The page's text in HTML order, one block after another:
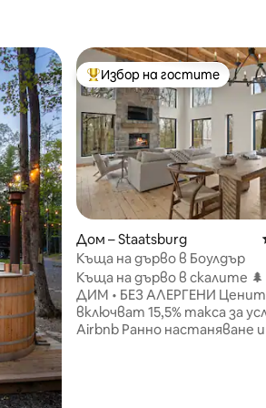
Най-популярен избор на
Избор на гостите
Дом – Staatsburg
Къща на дърво в Боулдър
Къща на дърво в скалите
ДИМ • БЕЗ АЛЕРГЕНИ Цените
включват 15,5% такса за
Airbnb Ранно настаняване и късно